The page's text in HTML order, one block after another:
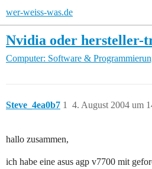
wer-weiss-was.de
Nvidia oder hersteller-
Computer: Software &
Steve_4ea0b7 4. August 2004 um
1
hallo zusammen,
ich habe eine asus agp v7700 mit